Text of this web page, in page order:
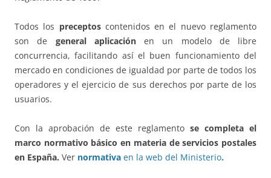
Todos los preceptoscontenidos en el nuevo reglamento
son de general aplicaciónen un modelo de libre
concurrencia, facilitando así el buen funcionamiento del
mercado en condiciones de igualdad por parte de todos los
operadores y el ejercicio de sus derechos por parte de los
usuarios.
Con la aprobación de este reglamento se completa el
marco normativo básico en materia de servicios postales
en España. Ver normativa en la web del Ministerio.